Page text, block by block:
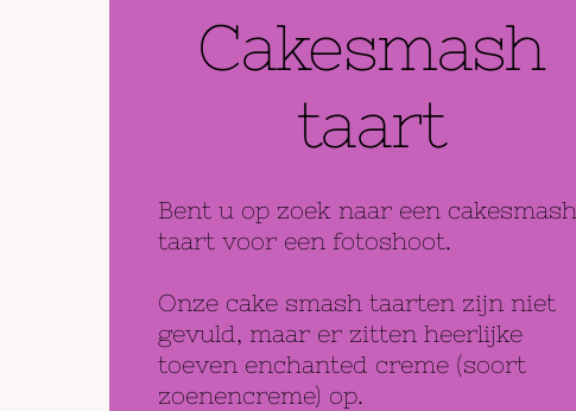
Cakesmash
taart
Bent u op zoek naar een cakesmash
taart voor een fotoshoot.
Onze cake smash taarten zijn niet
gevuld, maar er zitten heerlijke
toeven enchanted creme (soort
zoenencreme) op.